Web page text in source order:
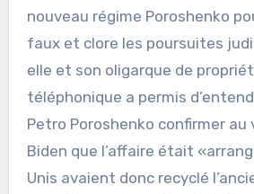
nouveau régime Poroshenko
faux et clore les poursuites
elle et son oligarque de
téléphonique a permis
Petro Poroshenko confirmer
Biden que l’affaire était
Unis avaient donc recyclé